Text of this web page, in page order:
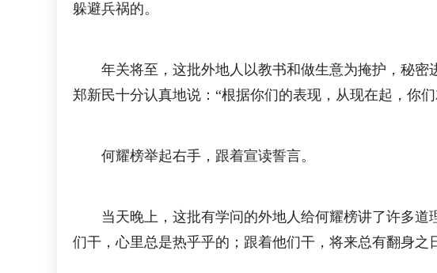
躲避兵祸的。
年关将至，这批外地人以教书和做生意为掩护，秘密
郑新民十分认真地说：“根据你们的表现，从现在起，你
何耀榜举起右手，跟着宣读誓言。
当天晚上，这批有学问的外地人给何耀榜讲了许多道
们干，心里总是热乎乎的；跟着他们干，将来总有翻身之